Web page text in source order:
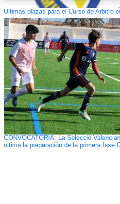
Ultimas plazas para el Curso de Arbitro
CONVOCATORIA: La Selecció
ultima la preparación de la primera fase